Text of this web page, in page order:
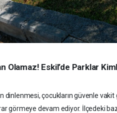
Olamaz! Eskil’de Parklar
dinlenmesi, çocukların güvenle
görmeye devam ediyor. İlçedeki